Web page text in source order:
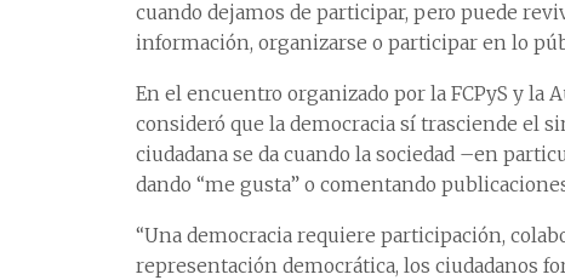
cuando dejamos de participar, pero puede
información, organizarse o participar en lo
En el encuentro organizado por la FCPyS y la
consideró que la democracia sí trasciende el
ciudadana se da cuando la sociedad –en
dando “me gusta” o comentando
“Una democracia requiere participación,
representación democrática, los ciudadanos